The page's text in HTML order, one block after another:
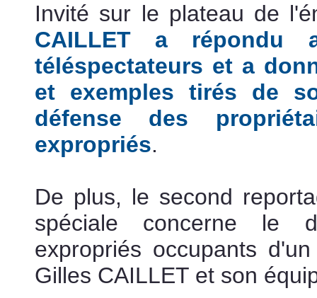
Invité sur le plateau de
CAILLET a répondu
téléspectateurs et a
et exemples tirés de
défense des
expropriés.
De plus, le second
spéciale concerne le
expropriés occupants
Gilles CAILLET et son